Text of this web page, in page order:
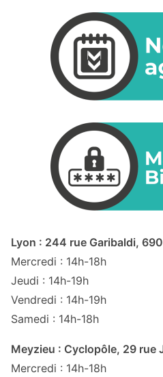
Lyon : 244 rue Garibaldi,
Mercredi : 14h-18h
Jeudi : 14h-19h
Vendredi : 14h-19h
Samedi : 14h-18h
Meyzieu : Cyclopôle, 29 rue
Mercredi : 14h-18h